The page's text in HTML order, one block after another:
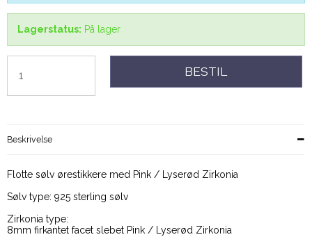
Lagerstatus: På lager
BESTIL
Beskrivelse
Flotte sølv ørestikkere med Pink / Lyserød Zirkonia
Sølv type: 925 sterling sølv
Zirkonia type:
8mm firkantet facet slebet Pink / Lyserød Zirkonia